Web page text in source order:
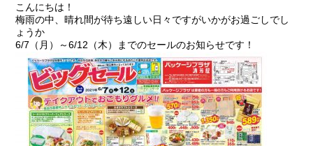
こんにちは！
梅雨の中、晴れ間が待ち遠しい日々ですがいかがお過ごしでし
ょうか
6/7（月）～6/12（木）までのセールのお知らせです！